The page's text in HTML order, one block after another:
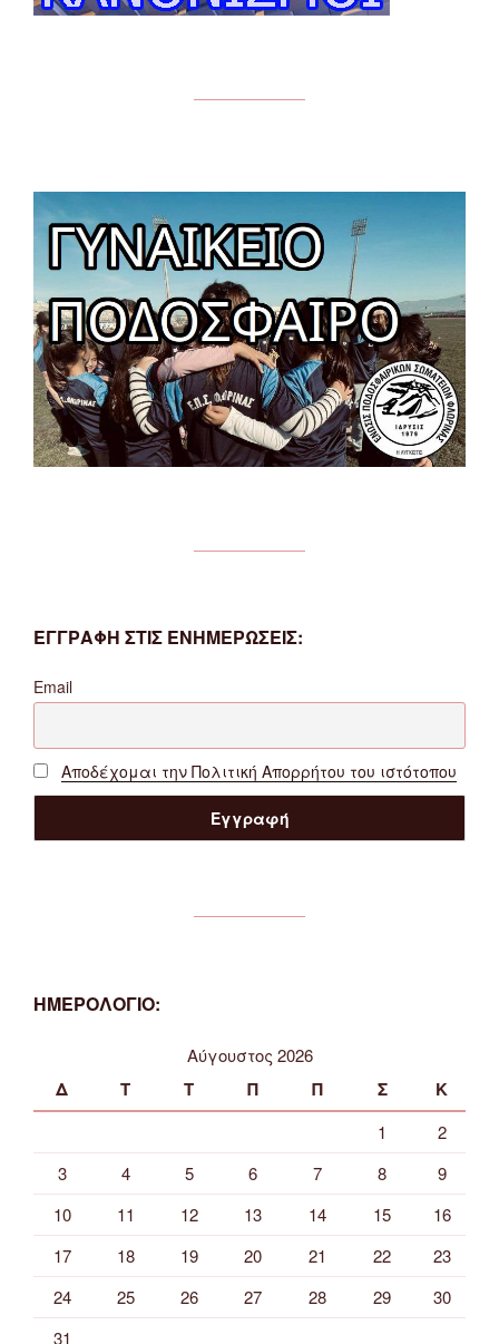
ΕΓΓΡΑΦΗ ΣΤΙΣ ΕΝΗΜΕΡΩΣΕΙΣ:
Email
Αποδέχομαι την Πολιτική Απορρήτου του ιστότοπου
ΗΜΕΡΟΛΟΓΙΟ:
Αύγουστος 2026
Δ Τ Τ Π Π Σ Κ
1
2
3
4 5 6 7 8
9
10
11 12 13 14 15
16
17
18 19 20 21 22
23
24
25 26 27 28 29
30
31